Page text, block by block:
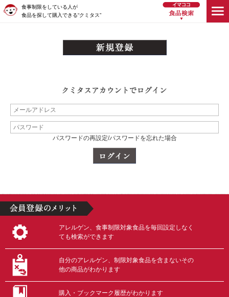
食事制限をしている人が
食品を探して購入できる“クミタス”
パスワードの再設定/パスワードを忘れた場合
アレルゲン、食事制限対象食品を毎回設定しなく
ても検索ができます
自分のアレルゲン、制限対象食品を含まないその
他の商品がわかります
購入・ブックマーク履歴がわかります